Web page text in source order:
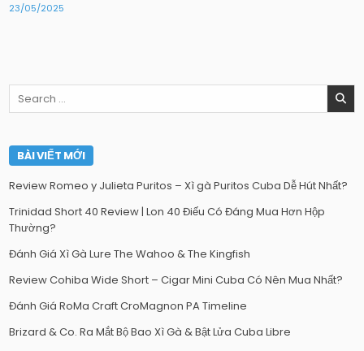
23/05/2025
Search
for:
BÀI VIẾT MỚI
Review Romeo y Julieta Puritos – Xì gà Puritos Cuba Dễ Hút Nhất?
Trinidad Short 40 Review | Lon 40 Điếu Có Đáng Mua Hơn Hộp
Thường?
Đánh Giá Xì Gà Lure The Wahoo & The Kingfish
Review Cohiba Wide Short – Cigar Mini Cuba Có Nên Mua Nhất?
Đánh Giá RoMa Craft CroMagnon PA Timeline
Brizard & Co. Ra Mắt Bộ Bao Xì Gà & Bật Lửa Cuba Libre